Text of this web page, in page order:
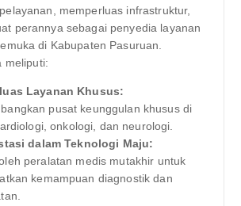
memperluas infrastruktur,
perannya sebagai penyedia layanan
di Kabupaten Pasuruan.
meliputi:
Layanan Khusus:
pusat keunggulan khusus di
onkologi, dan neurologi.
dalam Teknologi Maju:
peralatan medis mutakhir untuk
kemampuan diagnostik dan